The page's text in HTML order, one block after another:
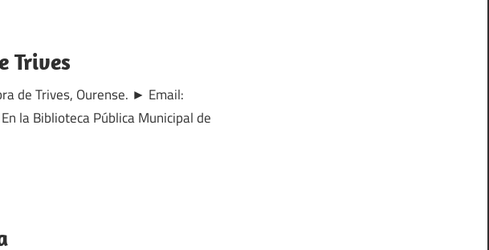
Trives
de Trives, Ourense. ► Email:
la Biblioteca Pública Municipal de